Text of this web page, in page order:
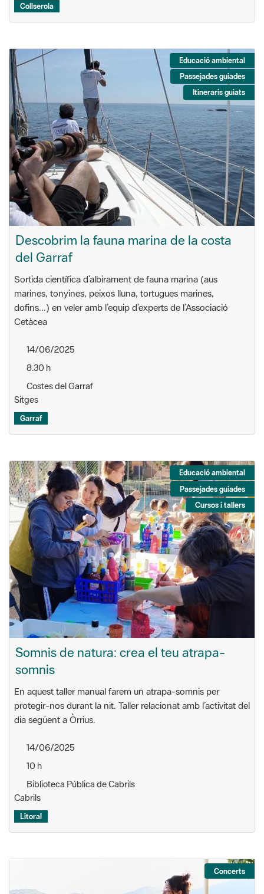
Collserola
Educació ambiental
Passejades guiades
Itineraris guiats
Descobrim la fauna marina de la costa
del Garraf
Sortida científica d’albirament de fauna marina (aus
marines, tonyines, peixos lluna, tortugues marines,
dofins...) en veler amb l’equip d’experts de l’Associació
Cetàcea
14/06/2025
8.30 h
Costes del Garraf
Sitges
Garraf
Educació ambiental
Passejades guiades
Cursos i tallers
Somnis de natura: crea el teu atrapa-
somnis
En aquest taller manual farem un atrapa-somnis per
protegir-nos durant la nit. Taller relacionat amb l’activitat del
dia següent a Òrrius.
14/06/2025
10 h
Biblioteca Pública de Cabrils
Cabrils
Litoral
Concerts